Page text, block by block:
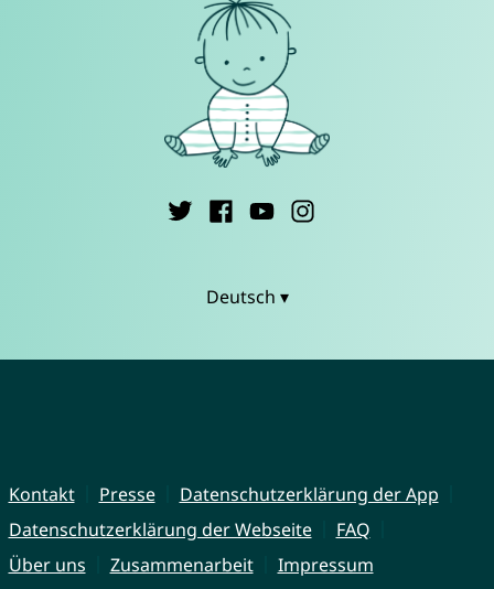
Deutsch ▾
Kontakt Presse
Datenschutzerklärung der App
Datenschutzerklärung der Webseite
FAQ
Über uns
Zusammenarbeit Impressum